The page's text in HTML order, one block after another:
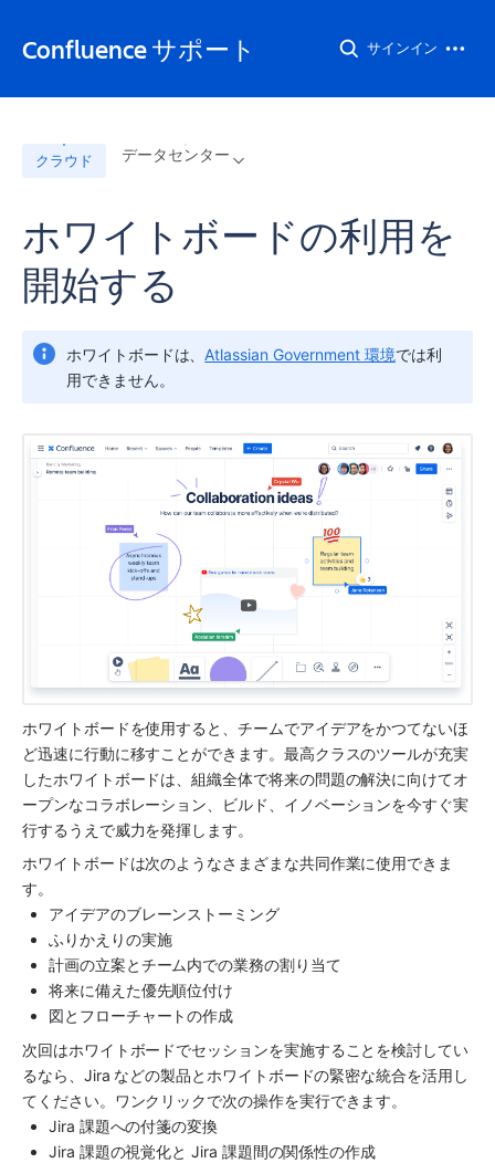
Confluence サポート サインイン
クラウド データセンター
ホワイトボードの利用を
開始する
ホワイトボードは、Atlassian Government 環境では利
用できません。
ホワイトボードを使用すると、チームでアイデアをかつてないほ
ど迅速に行動に移すことができます。最高クラスのツールが充実
したホワイトボードは、組織全体で将来の問題の解決に向けてオ
ープンなコラボレーション、ビルド、イノベーションを今すぐ実
行するうえで威力を発揮します。
ホワイトボードは次のようなさまざまな共同作業に使用できま
す。
アイデアのブレーンストーミング
ふりかえりの実施
計画の立案とチーム内での業務の割り当て
将来に備えた優先順位付け
図とフローチャートの作成
次回はホワイトボードでセッションを実施することを検討してい
るなら、Jira などの製品とホワイトボードの緊密な統合を活用し
てください。ワンクリックで次の操作を実行できます。
Jira 課題への付箋の変換
Jira 課題の視覚化と Jira 課題間の関係性の作成